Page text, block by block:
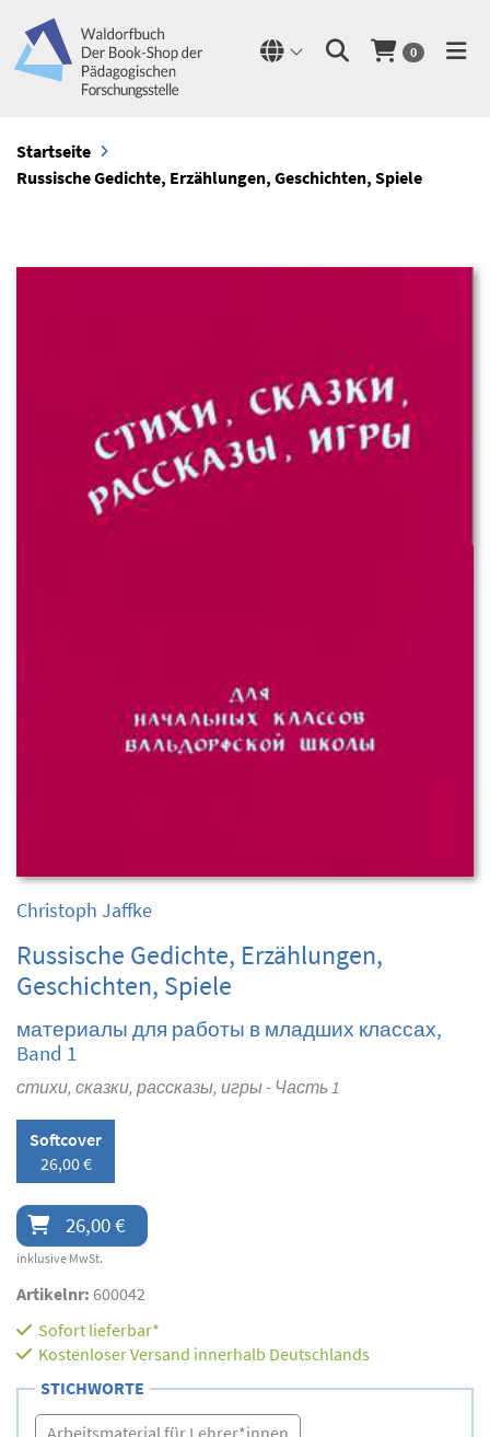
0
Startseite
Russische Gedichte, Erzählungen, Geschichten, Spiele
Christoph Jaffke
Russische Gedichte, Erzählungen,
Geschichten, Spiele
материалы для работы в младших классах,
Band 1
стихи, сказки, рассказы, игры - Часть 1
Softcover
26,00 €
26,00 €
inklusive MwSt.
Artikelnr: 600042
Sofort lieferbar*
Kostenloser Versand innerhalb Deutschlands
STICHWORTE